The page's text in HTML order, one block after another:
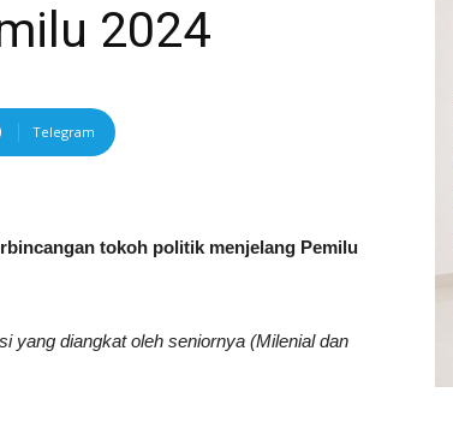
2024
Telegram
tokoh politik menjelang Pemilu
yang diangkat oleh seniornya (Milenial dan